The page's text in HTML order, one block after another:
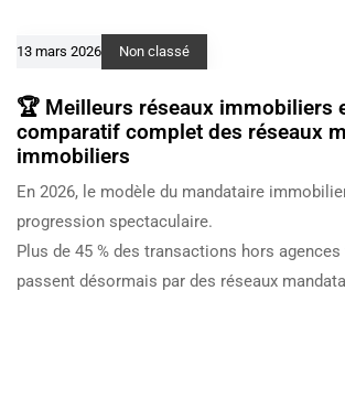
13 mars 2026 Non classé
🏆 Meilleurs réseaux immobiliers
comparatif complet des réseaux
immobiliers
En 2026, le modèle du mandataire
progression spectaculaire.
Plus de 45 % des transactions hors
passent désormais par des réseaux